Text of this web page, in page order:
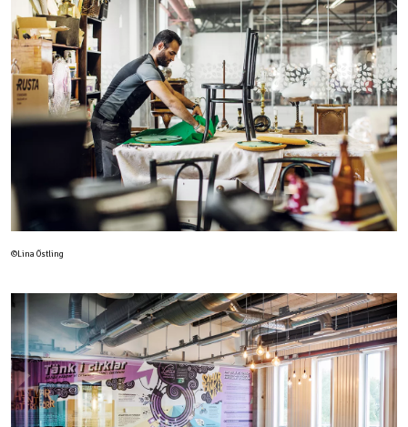
©Lina Östling